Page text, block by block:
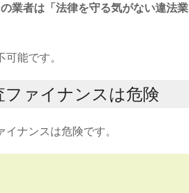
業者は「法律を守る気がない違法業
能です。
ファイナンスは危険
ナンスは危険です。